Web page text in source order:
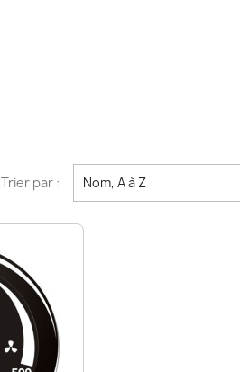
Trier par : Nom, A à Z